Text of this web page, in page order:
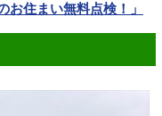
お住まい無料点検！」